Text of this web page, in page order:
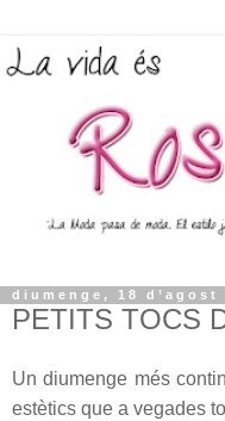
diumenge, 18 d’agost
PETITS TOCS
Un diumenge més
estètics que a vegades